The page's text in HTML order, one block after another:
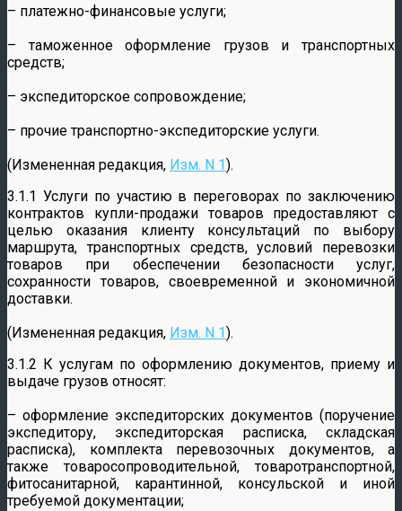
– платежно-финансовые услуги;
– таможенное оформление грузов и транспортных
средств;
– экспедиторское сопровождение;
– прочие транспортно-экспедиторские услуги.
(Измененная редакция, Изм. N 1).
3.1.1 Услуги по участию в переговорах по заключению
контрактов купли-продажи товаров предоставляют с
целью оказания клиенту консультаций по выбору
маршрута, транспортных средств, условий перевозки
товаров при обеспечении безопасности услуг,
сохранности товаров, своевременной и экономичной
доставки.
(Измененная редакция, Изм. N 1).
3.1.2 К услугам по оформлению документов, приему и
выдаче грузов относят:
– оформление экспедиторских документов (поручение
экспедитору, экспедиторская расписка, складская
расписка), комплекта перевозочных документов, а
также товаросопроводительной, товаротранспортной,
фитосанитарной, карантинной, консульской и иной
требуемой документации;